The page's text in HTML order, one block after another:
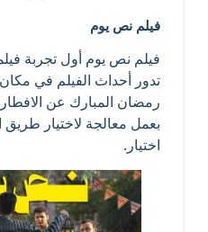
فيلم نص يوم
فيلم نص يوم أول تجربة
تدور أحداث الفيلم في
رمضان المبارك عن
بعمل معالجة لاختيار طريق
اختيار.